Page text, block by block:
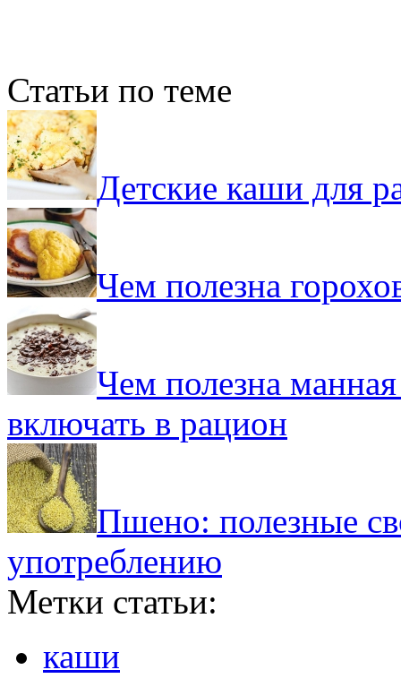
Статьи по теме
Детские каши для
Чем полезна
Чем полезна
включать в рацион
Пшено: полезные
употреблению
Метки статьи:
каши